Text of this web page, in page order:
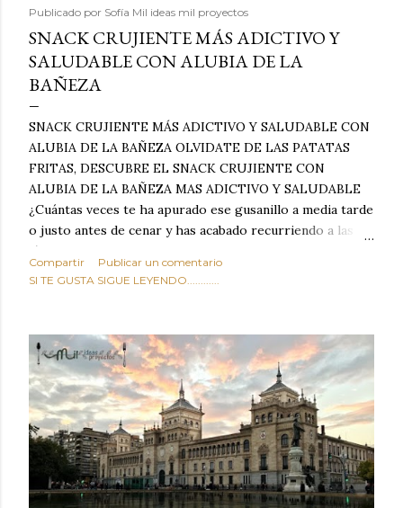
Publicado por Sofía Mil ideas mil proyectos
SNACK CRUJIENTE MÁS ADICTIVO Y
SALUDABLE CON ALUBIA DE LA
BAÑEZA
SNACK CRUJIENTE MÁS ADICTIVO Y SALUDABLE CON
ALUBIA DE LA BAÑEZA OLVIDATE DE LAS PATATAS
FRITAS, DESCUBRE EL SNACK CRUJIENTE CON
ALUBIA DE LA BAÑEZA MAS ADICTIVO Y SALUDABLE
¿Cuántas veces te ha apurado ese gusanillo a media tarde
o justo antes de cenar y has acabado recurriendo a las
típicas patatas de bolsa, frutos secos fritos o snacks
ultraprocesados llenos de grasas saturadas y sodio?
sabroso, con ese toque tostado y crujiente que tanto nos
satisface. Estas alubias crujientes al horno van a cambiar
por completo tu forma de ver las legumbres. Olvídate de
asociar las alubias únicamente a los guisos tradicionales y
copiosos de invierno. Con esta receta simple pero
revolucionaria, transformaremos un ingrediente tan
humilde como la alubia de La Bañeza en un snack ligero,
dorado, cargado de proteína y 100% natural. Es el
sustituto perfecto a los frutos se...
Compartir
Publicar un comentario
SI TE GUSTA SIGUE LEYENDO............